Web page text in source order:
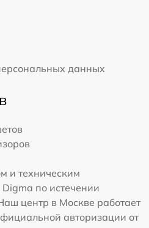
данных
и техническим
по истечении
центр в Москве работает
авторизации от